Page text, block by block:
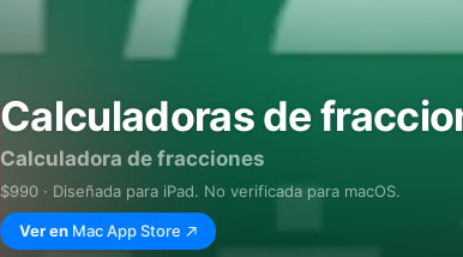
Calculadoras de
Calculadora de fracciones
$990 · Diseñada para iPad. No verificada para macOS.
Ver en Mac App Store